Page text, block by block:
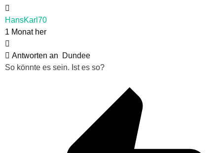
HansKarl70
1 Monat her
Antworten an
Dundee
So könnte es sein. Ist es so?